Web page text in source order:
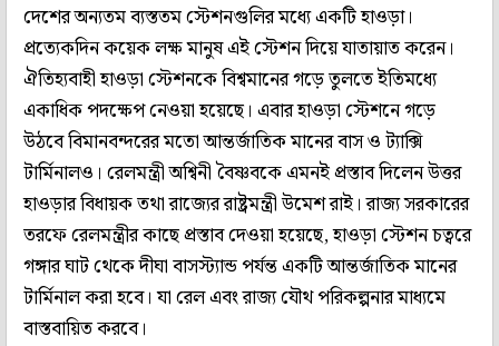
দেশের অন্যতম ব্যস্ততম স্টেশনগুলির মধ্যে একটি হাওড়া।
প্রত্যেকদিন কয়েক লক্ষ মানুষ এই স্টেশন দিয়ে যাতায়াত করেন।
ঐতিহ্যবাহী হাওড়া স্টেশনকে বিশ্বমানের গড়ে তুলতে ইতিমধ্যে
একাধিক পদক্ষেপ নেওয়া হয়েছে। এবার হাওড়া স্টেশনে গড়ে
উঠবে বিমানবন্দরের মতো আন্তর্জাতিক মানের বাস ও ট্যাক্সি
টার্মিনালও। রেলমন্ত্রী অশ্বিনী বৈষ্ণবকে এমনই প্রস্তাব দিলেন উত্তর
হাওড়ার বিধায়ক তথা রাজ্যের রাষ্ট্রমন্ত্রী উমেশ রাই। রাজ্য সরকারের
তরফে রেলমন্ত্রীর কাছে প্রস্তাব দেওয়া হয়েছে, হাওড়া স্টেশন চত্বরে
গঙ্গার ঘাট থেকে দীঘা বাসস্ট্যান্ড পর্যন্ত একটি আন্তর্জাতিক মানের
টার্মিনাল করা হবে। যা রেল এবং রাজ্য যৌথ পরিকল্পনার মাধ্যমে
বাস্তবায়িত করবে।